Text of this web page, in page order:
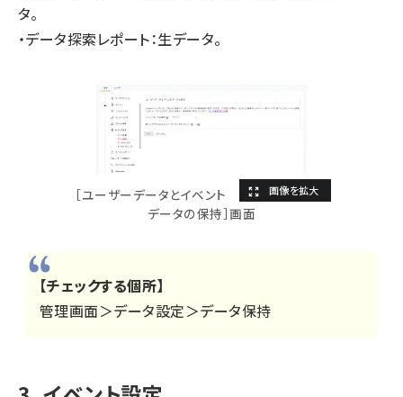
タ。
・データ探索レポート：生データ。
［ユーザーデータとイベント
データの保持］画面
【チェックする個所】
管理画面＞データ設定＞データ保持